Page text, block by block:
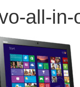
all-